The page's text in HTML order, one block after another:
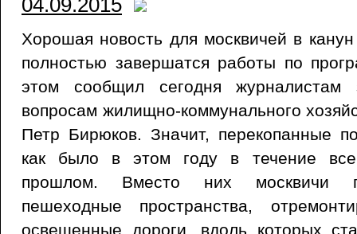
04.09.2015
Хорошая новость для москвичей в
полностью завершатся работы по
этом сообщил сегодня
вопросам жилищно-коммунального
Петр Бирюков. Значит, перекопанные
как было в этом году в течение
прошлом. Вместо них москвичи
пешеходные пространства,
освещенные дороги, вдоль которых